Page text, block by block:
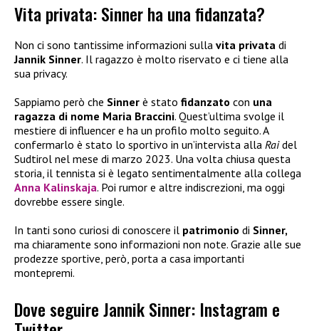
Vita privata: Sinner ha una fidanzata?
Non ci sono tantissime informazioni sulla vita privata di
Jannik Sinner. Il ragazzo è molto riservato e ci tiene alla
sua privacy.
Sappiamo però che Sinner è stato fidanzato con una
ragazza di nome Maria Braccini. Quest’ultima svolge il
mestiere di influencer e ha un profilo molto seguito. A
confermarlo è stato lo sportivo in un’intervista alla Raidel
Sudtirol nel mese di marzo 2023. Una volta chiusa questa
storia, il tennista si è legato sentimentalmente alla collega
Anna Kalinskaja. Poi rumor e altre indiscrezioni, ma oggi
dovrebbe essere single.
In tanti sono curiosi di conoscere il patrimonio di Sinner,
ma chiaramente sono informazioni non note. Grazie alle sue
prodezze sportive, però, porta a casa importanti
montepremi.
Dove seguire Jannik Sinner: Instagram e